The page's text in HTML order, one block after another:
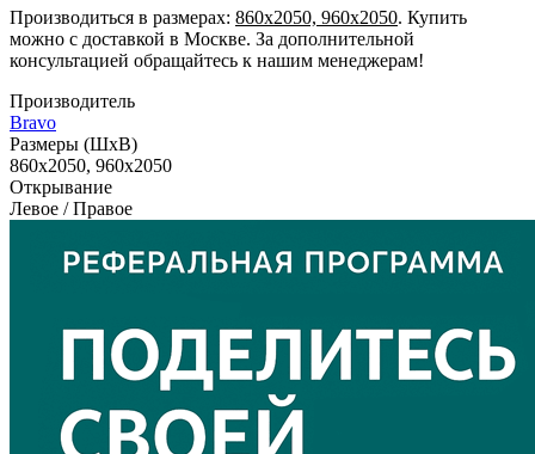
Производиться в размерах: 860x2050, 960x2050. Купить
можно с доставкой в Москве. За дополнительной
консультацией обращайтесь к нашим менеджерам!
Производитель
Bravo
Размеры (ШxВ)
860x2050, 960x2050
Открывание
Левое / Правое